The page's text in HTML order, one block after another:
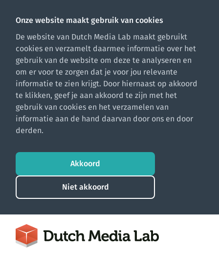
Onze website maakt gebruik van cookies
De website van Dutch Media Lab maakt gebruikt
cookies en verzamelt daarmee informatie over het
gebruik van de website om deze te analyseren en
om er voor te zorgen dat je voor jou relevante
informatie te zien krijgt. Door hiernaast op akkoord
te klikken, geef je aan akkoord te zijn met het
gebruik van cookies en het verzamelen van
informatie aan de hand daarvan door ons en door
derden.
Akkoord
Niet akkoord